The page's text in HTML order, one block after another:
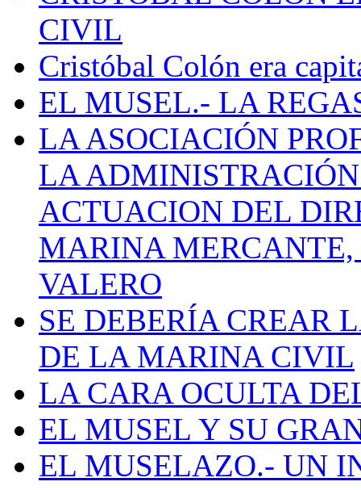
CIVIL
Cristóbal Colón era
EL MUSEL.- LA
LA ASOCIACIÓN
LA
ACTUACION DEL
MARINA
VALERO
SE DEBERÍA CREAR
DE LA MARINA CIVIL
LA CARA OCULTA
EL MUSEL Y SU
EL MUSELAZO.- UN